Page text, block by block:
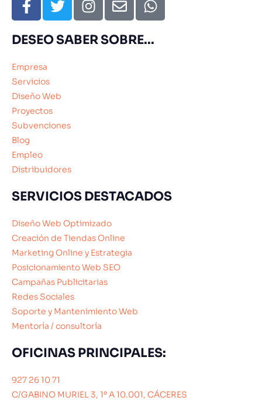
DESEO SABER SOBRE...
Empresa
Servicios
Diseño Web
Proyectos
Subvenciones
Blog
Empleo
Distribuidores
SERVICIOS DESTACADOS
Diseño Web Optimizado
Creación de Tiendas Online
Marketing Online y Estrategia
Posicionamiento Web SEO
Campañas Publicitarias
Redes Sociales
Soporte y Mantenimiento Web
Mentoría / consultoría
OFICINAS PRINCIPALES:
927 26 10 71
C/GABINO MURIEL 3, 1º A 10.001, CÁCERES